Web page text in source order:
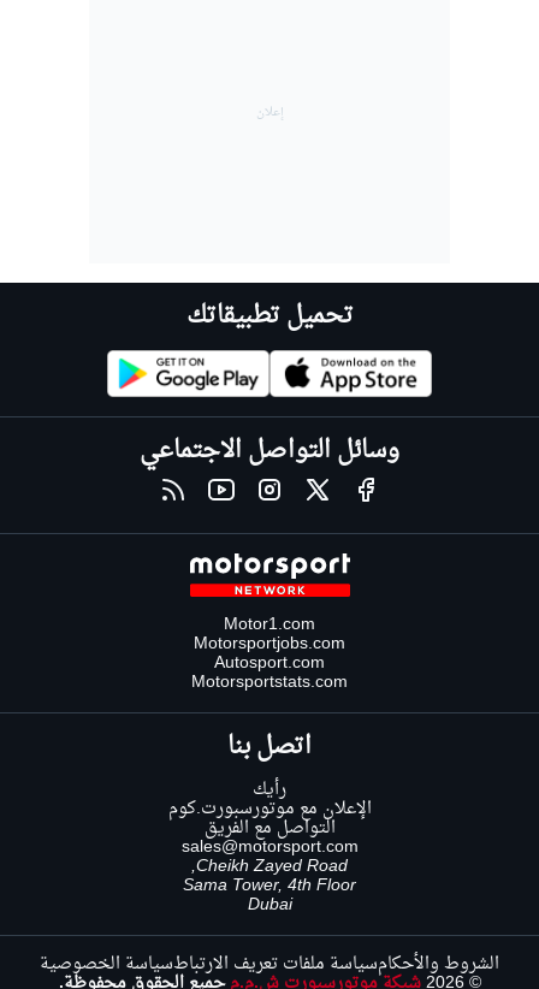
تحميل تطبيقاتك
وسائل التواصل الاجتماعي
Motor1.com
Motorsportjobs.com
Autosport.com
Motorsportstats.com
اتصل بنا
رأيك
الإعلان مع موتورسبورت.كوم
التواصل مع الفريق
sales@motorsport.com
Cheikh Zayed Road,
Sama Tower, 4th Floor
Dubai
الشروط والأحكامسياسة ملفات تعريف الارتباطسياسة الخصوصية